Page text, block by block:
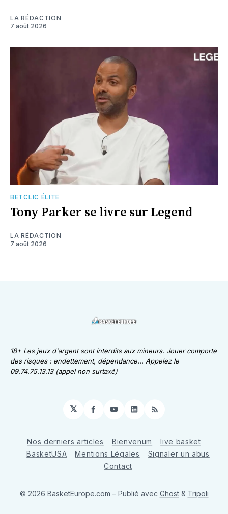
LA RÉDACTION
7 août 2026
BETCLIC ÉLITE
Tony Parker se livre sur Legend
LA RÉDACTION
7 août 2026
18+ Les jeux d'argent sont interdits aux mineurs. Jouer comporte
des risques : endettement, dépendance... Appelez le
09.74.75.13.13 (appel non surtaxé)
𝕏 Facebook
YouTube
LinkedIn
RSS
Nos derniers articles Bienvenum
live basket
BasketUSA
Mentions Légales
Signaler un abus
Contact
© 2026 BasketEurope.com – Publié avec Ghost& Tripoli